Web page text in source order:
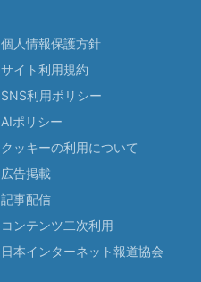
個人情報保護方針
サイト利用規約
SNS利用ポリシー
AIポリシー
クッキーの利用について
広告掲載
記事配信
コンテンツ二次利用
日本インターネット報道協会